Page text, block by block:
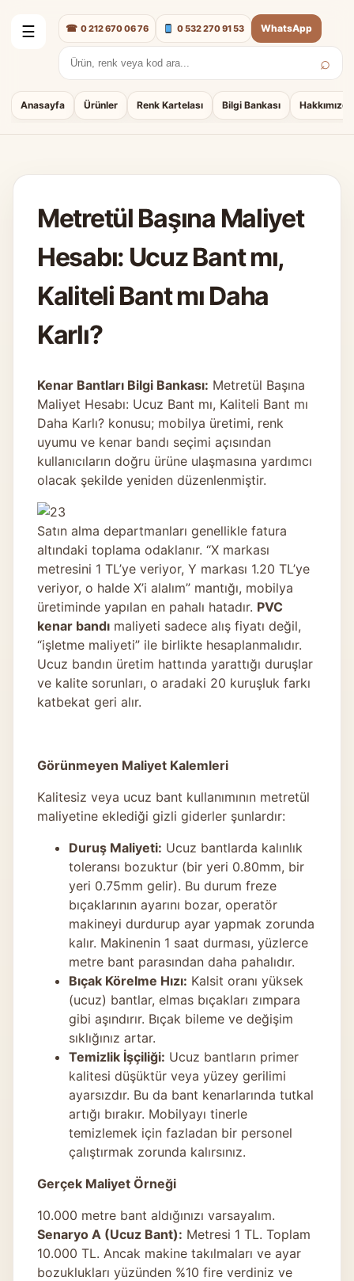
☰
Anasayfa Ürünler Renk Kartelası Bilgi Bankası Hakkımızda
Arama: ⌕
☎ 0 212 670 06 76 0 532 270 91 53 WhatsApp
Metretül Başına Maliyet
Hesabı: Ucuz Bant mı,
Kaliteli Bant mı Daha
Karlı?
Kenar Bantları Bilgi Bankası: Metretül Başına
Maliyet Hesabı: Ucuz Bant mı, Kaliteli Bant mı
Daha Karlı? konusu; mobilya üretimi, renk
uyumu ve kenar bandı seçimi açısından
kullanıcıların doğru ürüne ulaşmasına yardımcı
olacak şekilde yeniden düzenlenmiştir.
Satın alma departmanları genellikle fatura
altındaki toplama odaklanır. “X markası
metresini 1 TL’ye veriyor, Y markası 1.20 TL’ye
veriyor, o halde X’i alalım” mantığı, mobilya
üretiminde yapılan en pahalı hatadır. PVC
kenar bandı maliyeti sadece alış fiyatı değil,
“işletme maliyeti” ile birlikte hesaplanmalıdır.
Ucuz bandın üretim hattında yarattığı duruşlar
ve kalite sorunları, o aradaki 20 kuruşluk farkı
katbekat geri alır.
Görünmeyen Maliyet Kalemleri
Kalitesiz veya ucuz bant kullanımının metretül
maliyetine eklediği gizli giderler şunlardır:
Duruş Maliyeti: Ucuz bantlarda kalınlık
toleransı bozuktur (bir yeri 0.80mm, bir
yeri 0.75mm gelir). Bu durum freze
bıçaklarının ayarını bozar, operatör
makineyi durdurup ayar yapmak zorunda
kalır. Makinenin 1 saat durması, yüzlerce
metre bant parasından daha pahalıdır.
Bıçak Körelme Hızı: Kalsit oranı yüksek
(ucuz) bantlar, elmas bıçakları zımpara
gibi aşındırır. Bıçak bileme ve değişim
sıklığınız artar.
Temizlik İşçiliği: Ucuz bantların primer
kalitesi düşüktür veya yüzey gerilimi
ayarsızdır. Bu da bant kenarlarında tutkal
artığı bırakır. Mobilyayı tinerle
temizlemek için fazladan bir personel
çalıştırmak zorunda kalırsınız.
Gerçek Maliyet Örneği
10.000 metre bant aldığınızı varsayalım.
Senaryo A (Ucuz Bant): Metresi 1 TL. Toplam
10.000 TL. Ancak makine takılmaları ve ayar
bozuklukları yüzünden %10 fire verdiniz ve